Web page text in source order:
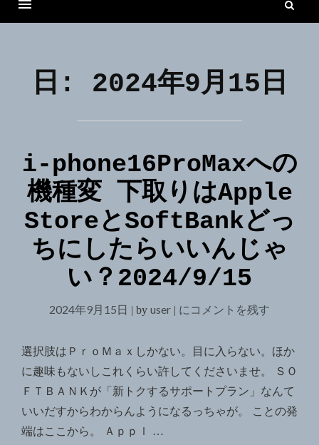
日: 2024年9月15日
i-phone16ProMaxへの
機種変 下取りはApple
StoreとSoftBankどっ
ちにしたらいいんじゃ
い？2024/9/15
2024年9月15日 | by user | i-
へ
の
機
種
にコメントを残す
選択肢はＰｒｏＭａｘしかない。目に入らない。ほか
に趣味もないしこれくらい許してくださいませ。 ＳＯ
ＦＴＢＡＮＫが「新トクするサポートプラン」なんて
いいだすからわからんようになるっちゃが。 ことの発
端はここから。 Ａｐｐｌ …